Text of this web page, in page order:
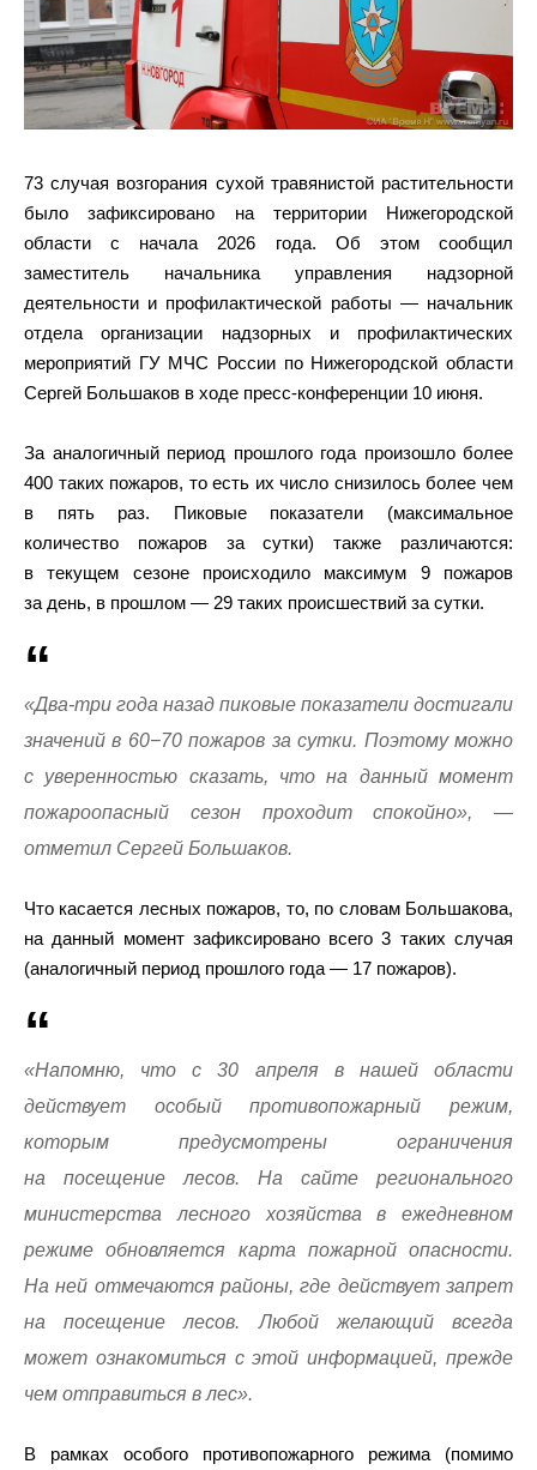
73 случая возгорания сухой травянистой растительности
было зафиксировано на территории Нижегородской
области с начала 2026 года. Об этом сообщил
заместитель начальника управления надзорной
деятельности и профилактической работы — начальник
отдела организации надзорных и профилактических
мероприятий ГУ МЧС России по Нижегородской области
Сергей Большаков в ходе пресс-конференции 10 июня.
За аналогичный период прошлого года произошло более
400 таких пожаров, то есть их число снизилось более чем
в пять раз. Пиковые показатели (максимальное
количество пожаров за сутки) также различаются:
в текущем сезоне происходило максимум 9 пожаров
за день, в прошлом — 29 таких происшествий за сутки.
«Два-три года назад пиковые показатели достигали
значений в 60−70 пожаров за сутки. Поэтому можно
с уверенностью сказать, что на данный момент
пожароопасный сезон проходит спокойно», —
отметил Сергей Большаков.
Что касается лесных пожаров, то, по словам Большакова,
на данный момент зафиксировано всего 3 таких случая
(аналогичный период прошлого года — 17 пожаров).
«Напомню, что с 30 апреля в нашей области
действует особый противопожарный режим,
которым предусмотрены ограничения
на посещение лесов. На сайте регионального
министерства лесного хозяйства в ежедневном
режиме обновляется карта пожарной опасности.
На ней отмечаются районы, где действует запрет
на посещение лесов. Любой желающий всегда
может ознакомиться с этой информацией, прежде
чем отправиться в лес».
В рамках особого противопожарного режима (помимо